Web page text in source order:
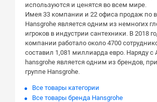
используются и ценятся во всем мире.
Имея 33 компании и 22 офиса продаж по
Hansgrohe является одним из немногих
игроков в индустрии сантехники. В 2018
компании работало около 4700
составил 1,081 миллиарда евро. Наряду с
hansgrohe является одним из брендов,
группе Hansgrohe.
Все товары категории
Все товары бренда Hansgrohe